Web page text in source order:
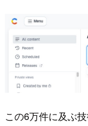
この6万件に及ぶ